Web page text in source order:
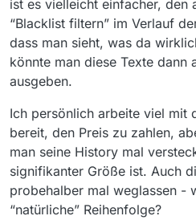
ist es vielleicht einfacher, den
“Blacklist filtern” im Verlauf
dass man sieht, was da
könnte man diese Texte dann
ausgeben.
Ich persönlich arbeite viel mit
bereit, den Preis zu zahlen,
man seine History mal
signifikanter Größe ist. Auch
probehalber mal weglassen -
“natürliche” Reihenfolge?